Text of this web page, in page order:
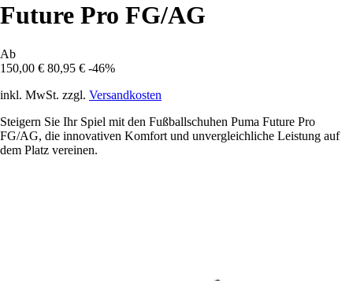
Future Pro FG/AG
Ab
150,00 € 80,95 € -46%
inkl. MwSt. zzgl. Versandkosten
Steigern Sie Ihr Spiel mit den Fußballschuhen Puma Future Pro
FG/AG, die innovativen Komfort und unvergleichliche Leistung auf
dem Platz vereinen.